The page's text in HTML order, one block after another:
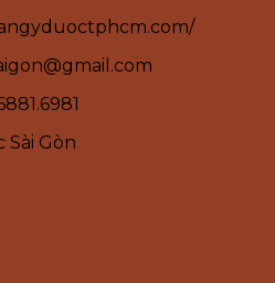
Sài Gòn